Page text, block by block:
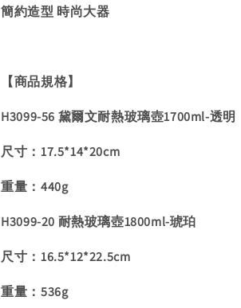
簡約造型 時尚大器
【商品規格】
H3099-56 黛爾文耐熱玻璃壺1700ml-透明
尺寸：17.5*14*20cm
重量：440g
H3099-20 耐熱玻璃壺1800ml-琥珀
尺寸：16.5*12*22.5cm
重量：536g